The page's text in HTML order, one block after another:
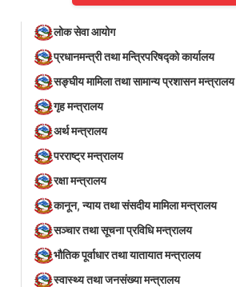
लोक सेवा आयोग
प्रधानमन्त्री तथा मन्त्रिपरिषद्को कार्यालय
सङ्घीय मामिला तथा सामान्य प्रशासन मन्त्रालय
गृह मन्त्रालय
अर्थ मन्त्रालय
परराष्ट्र मन्त्रालय
रक्षा मन्त्रालय
कानून, न्याय तथा संसदीय मामिला मन्त्रालय
सञ्‍चार तथा सूचना प्रविधि मन्त्रालय
भौतिक पूर्वाधार तथा यातायात मन्त्रालय
स्वास्थ्य तथा जनसंख्या मन्त्रालय